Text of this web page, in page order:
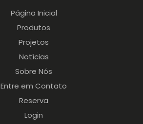
Página Inicial
Produtos
Projetos
Notícias
Sobre Nós
Entre em Contato
Reserva
Login